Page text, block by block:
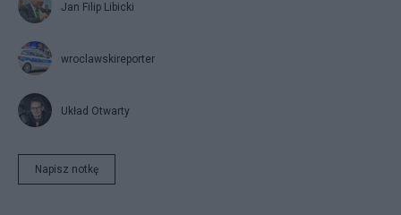
Jan Filip Libicki
wroclawskireporter
Układ Otwarty
Napisz notkę